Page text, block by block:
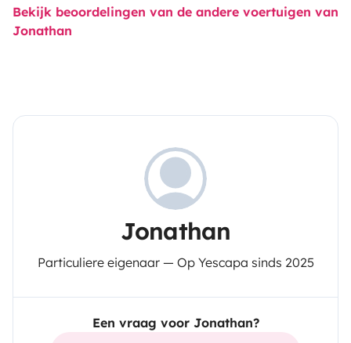
Bekijk beoordelingen van de andere voertuigen van
Jonathan
Jonathan
Particuliere eigenaar — Op Yescapa sinds 2025
Een vraag voor Jonathan?